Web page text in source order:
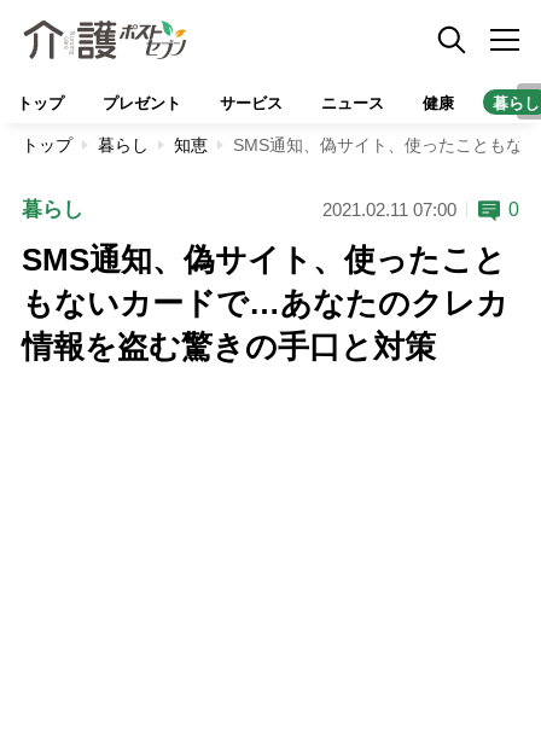
トップ プレゼント サービス ニュース 健康 暮らし
トップ 暮らし 知恵 SMS通知、偽サイト、使ったこともな
暮らし 2021.02.11 07:00 0
SMS通知、偽サイト、使ったこと
もないカードで…あなたのクレカ
情報を盗む驚きの手口と対策